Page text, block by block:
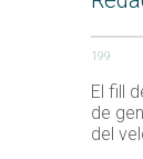
199
El fill
de
del